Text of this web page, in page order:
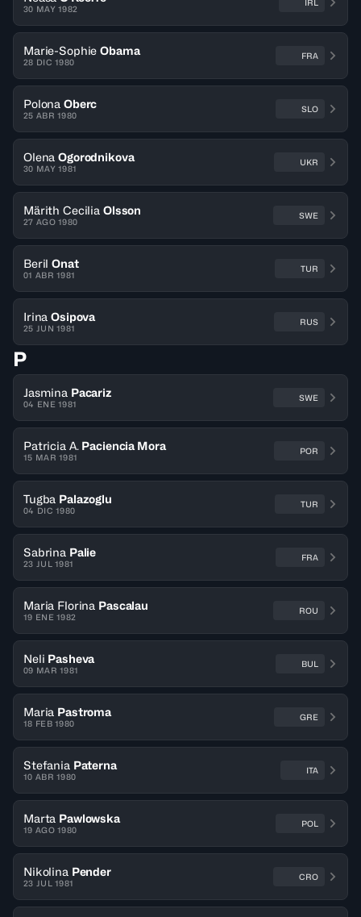
30 MAY 1982
IRL
Marie-Sophie Obama
28 DIC 1980
FRA
Polona Oberc
25 ABR 1980
SLO
Olena Ogorodnikova
30 MAY 1981
UKR
Märith Cecilia Olsson
27 AGO 1980
SWE
Beril Onat
01 ABR 1981
TUR
Irina Osipova
25 JUN 1981
RUS
P
Jasmina Pacariz
04 ENE 1981
SWE
Patricia A. Paciencia Mora
15 MAR 1981
POR
Tugba Palazoglu
04 DIC 1980
TUR
Sabrina Palie
23 JUL 1981
FRA
Maria Florina Pascalau
19 ENE 1982
ROU
Neli Pasheva
09 MAR 1981
BUL
Maria Pastroma
18 FEB 1980
GRE
Stefania Paterna
10 ABR 1980
ITA
Marta Pawlowska
19 AGO 1980
POL
Nikolina Pender
23 JUL 1981
CRO